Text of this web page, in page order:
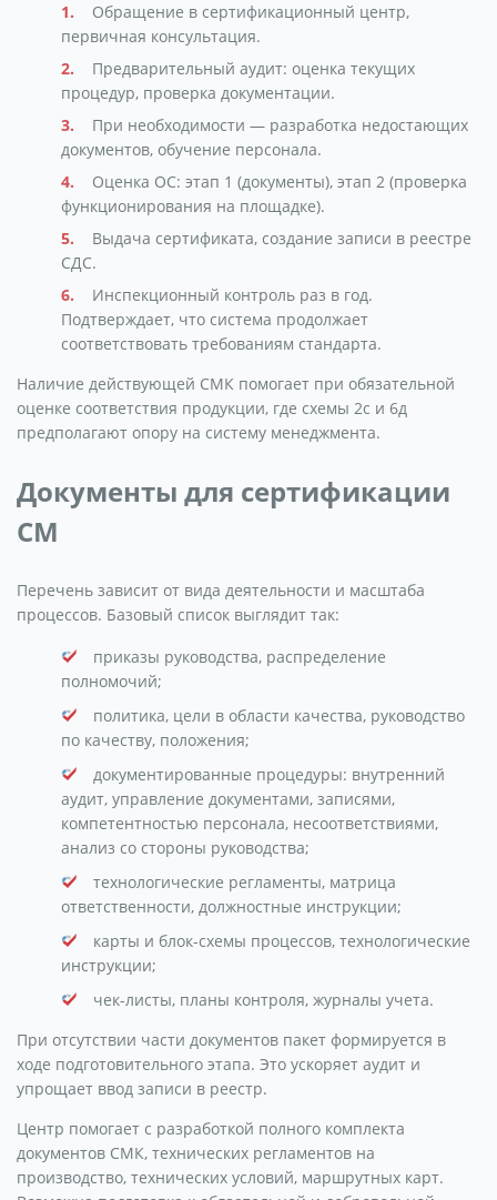
Обращение в сертификационный центр,
первичная консультация.
Предварительный аудит: оценка текущих
процедур, проверка документации.
При необходимости — разработка недостающих
документов, обучение персонала.
Оценка ОС: этап 1 (документы), этап 2 (проверка
функционирования на площадке).
Выдача сертификата, создание записи в реестре
СДС.
Инспекционный контроль раз в год.
Подтверждает, что система продолжает
соответствовать требованиям стандарта.
Наличие действующей СМК помогает при обязательной
оценке соответствия продукции, где схемы 2с и 6д
предполагают опору на систему менеджмента.
Документы для сертификации
СМ
Перечень зависит от вида деятельности и масштаба
процессов. Базовый список выглядит так:
приказы руководства, распределение
полномочий;
политика, цели в области качества, руководство
по качеству, положения;
документированные процедуры: внутренний
аудит, управление документами, записями,
компетентностью персонала, несоответствиями,
анализ со стороны руководства;
технологические регламенты, матрица
ответственности, должностные инструкции;
карты и блок-схемы процессов, технологические
инструкции;
чек-листы, планы контроля, журналы учета.
При отсутствии части документов пакет формируется в
ходе подготовительного этапа. Это ускоряет аудит и
упрощает ввод записи в реестр.
Центр помогает с разработкой полного комплекта
документов СМК, технических регламентов на
производство, технических условий, маршрутных карт.